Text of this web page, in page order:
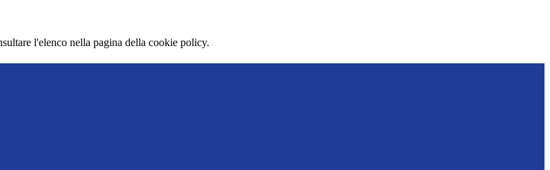
l'elenco nella pagina della cookie policy.